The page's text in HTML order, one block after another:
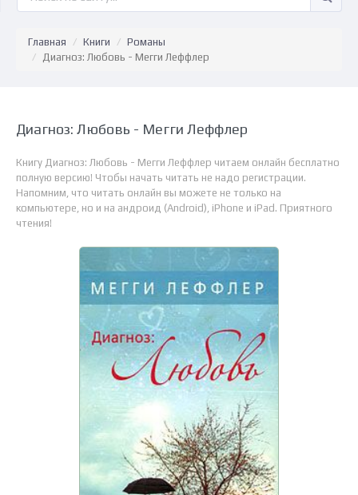
Главная Книги
Романы
Диагноз: Любовь - Мегги Леффлер
Диагноз: Любовь - Мегги Леффлер
Книгу Диагноз: Любовь - Мегги Леффлер читаем онлайн бесплатно
полную версию! Чтобы начать читать не надо регистрации.
Напомним, что читать онлайн вы можете не только на
компьютере, но и на андроид (Android), iPhone и iPad. Приятного
чтения!